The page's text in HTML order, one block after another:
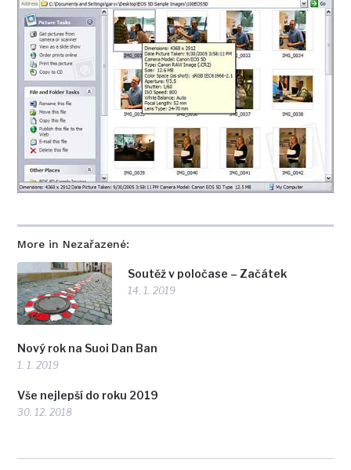
More in Nezařazené:
Soutěž v poločase – Začátek
14. 1. 2019
Nový rok na Suoi Dan Ban
1. 1. 2019
Vše nejlepší do roku 2019
30. 12. 2018